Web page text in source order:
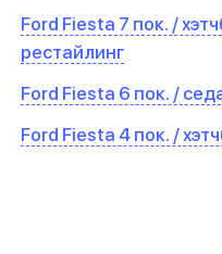
Ford Fiesta 7 пок. /
рестайлинг
Ford Fiesta 6 пок. /
Ford Fiesta 4 пок. /